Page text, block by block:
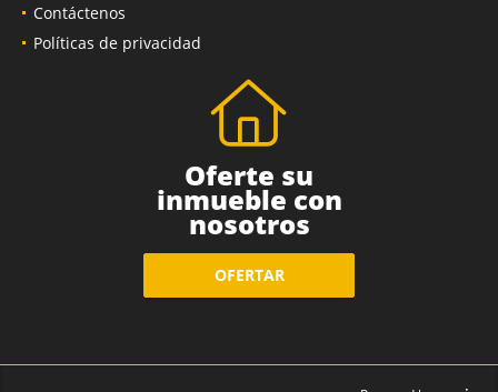
Contáctenos
Políticas de privacidad
Oferte su
inmueble con
nosotros
OFERTAR